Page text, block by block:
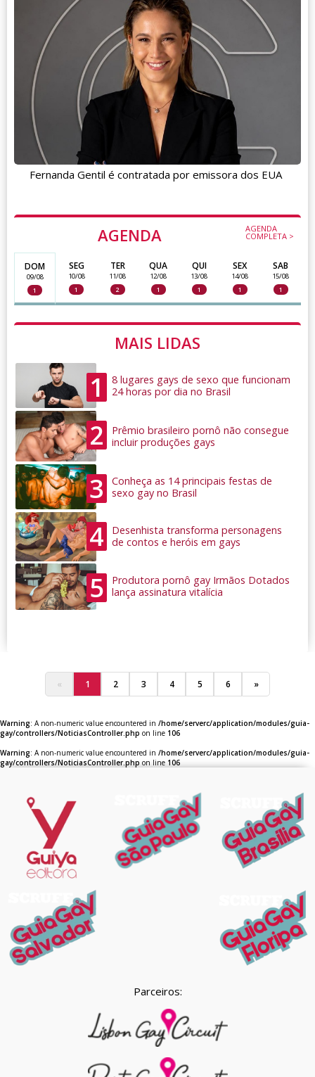
Fernanda Gentil é contratada por emissora dos EUA
AGENDA AGENDA
COMPLETA >
DOM
09/08
1
SEG
10/08
1
TER
11/08
2
QUA
12/08
1
QUI
13/08
1
SEX
14/08
1
SAB
15/08
1
MAIS LIDAS
1
8 lugares gays de sexo que funcionam
24 horas por dia no Brasil
2
Prêmio brasileiro pornô não consegue
incluir produções gays
3
Conheça as 14 principais festas de
sexo gay no Brasil
4
Desenhista transforma personagens
de contos e heróis em gays
5
Produtora pornô gay Irmãos Dotados
lança assinatura vitalícia
« 1 2 3 4 5 6 »
Warning: A non-numeric value encountered in /home/serverc/application/modules/guia-
gay/controllers/NoticiasController.php on line 106
Warning: A non-numeric value encountered in /home/serverc/application/modules/guia-
gay/controllers/NoticiasController.php on line 106
Parceiros: